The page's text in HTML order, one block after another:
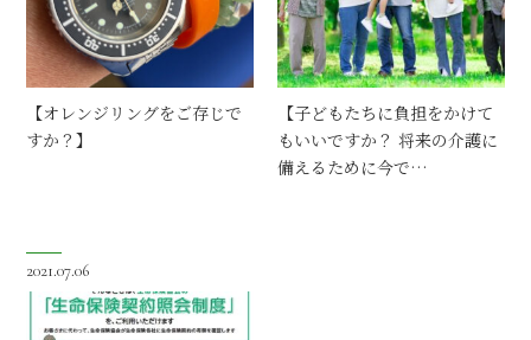
【オレンジリングをご存じで
すか？】
【子どもたちに負担をかけて
もいいですか？ 将来の介護に
備えるために今で…
2021.07.06